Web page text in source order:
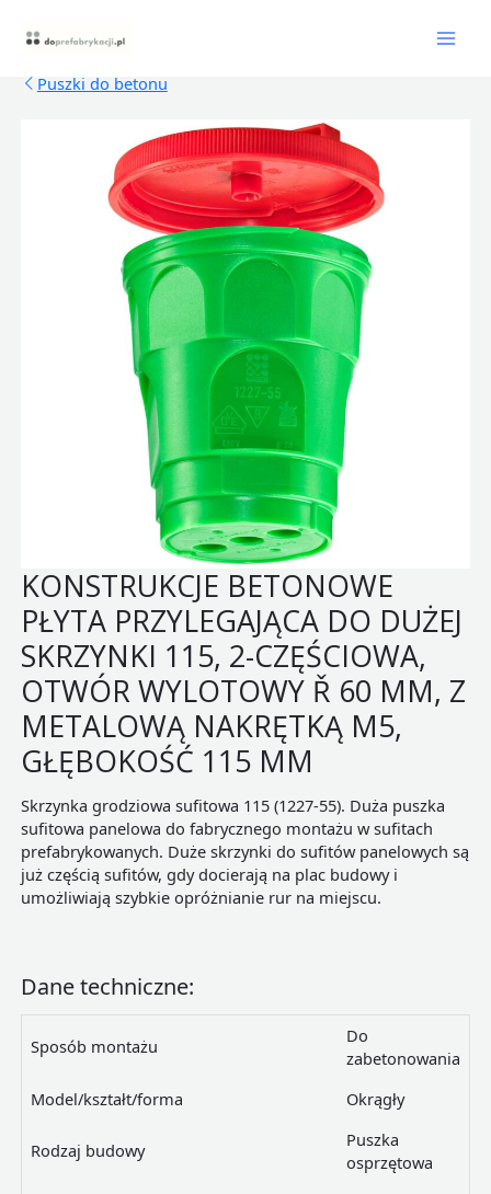
Puszki do betonu
KONSTRUKCJE BETONOWE
PŁYTA PRZYLEGAJĄCA DO DUŻEJ
SKRZYNKI 115, 2-CZĘŚCIOWA,
OTWÓR WYLOTOWY Ř 60 MM, Z
METALOWĄ NAKRĘTKĄ M5,
GŁĘBOKOŚĆ 115 MM
Skrzynka grodziowa sufitowa 115 (1227-55). Duża puszka
sufitowa panelowa do fabrycznego montażu w sufitach
prefabrykowanych. Duże skrzynki do sufitów panelowych są
już częścią sufitów, gdy docierają na plac budowy i
umożliwiają szybkie opróżnianie rur na miejscu.
Dane techniczne:
Sposób montażu
Do
zabetonowania
Model/kształt/forma
Okrągły
Rodzaj budowy
Puszka
osprzętowa